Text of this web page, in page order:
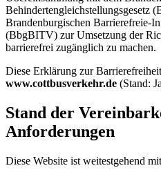
Behindertengleichstellungsgesetz
Brandenburgischen Barrierefreie-
(BbgBITV) zur Umsetzung der
barrierefrei zugänglich zu machen.
Diese Erklärung zur
www.cottbusverkehr.de (Stand:
Stand der
Anforderungen
Diese Website ist weitestgehend